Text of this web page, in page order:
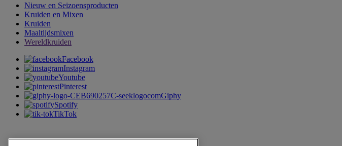
Nieuw en Seizoensproducten
Kruiden en Mixen
Kruiden
Maaltijdsmixen
Wereldkruiden
Facebook
Instagram
Youtube
Pinterest
Giphy
Spotify
TikTok